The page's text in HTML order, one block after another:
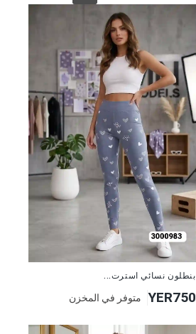
بنطلون نسائي استرت...
YER750 متوفر في المخزن